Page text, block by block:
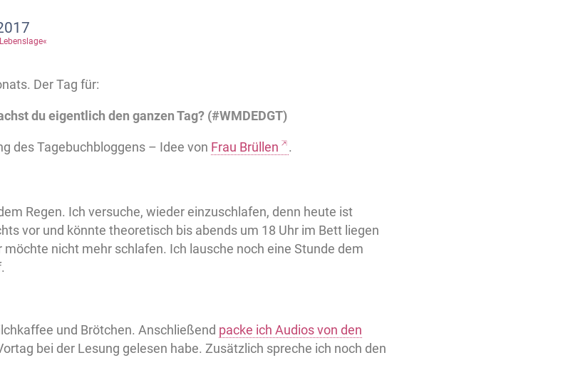
Der Tag für:
du eigentlich den ganzen Tag? (#WMDEDGT)
des Tagebuchbloggens – Idee von Frau Brüllen .
Regen. Ich versuche, wieder einzuschlafen, denn heute ist
vor und könnte theoretisch bis abends um 18 Uhr im Bett liegen
möchte nicht mehr schlafen. Ich lausche noch eine Stunde dem
und Brötchen. Anschließend packe ich Audios von den
bei der Lesung gelesen habe. Zusätzlich spreche ich noch den